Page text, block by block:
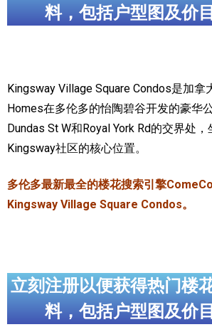
为什么移民加拿大
定居安大略省
安大略省免费医疗保险
吃货眼中的加拿大地图
料，包括户型图及价
Kingsway Village Square Condos是加拿
Homes在多伦多的怡陶碧谷开发的豪华
Dundas St W和Royal York Rd的交界处，
Kingsway社区的核心位置。
多伦多最新最全的楼花搜索引擎
Kingsway Village Square Condos。
立刻注册以便获得热门楼
料，包括户型图及价